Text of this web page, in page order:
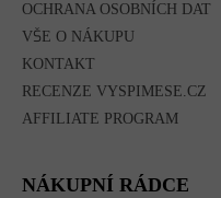
OCHRANA OSOBNÍCH DAT
VŠE O NÁKUPU
KONTAKT
RECENZE VYSPIMESE.CZ
AFFILIATE PROGRAM
NÁKUPNÍ RÁDCE